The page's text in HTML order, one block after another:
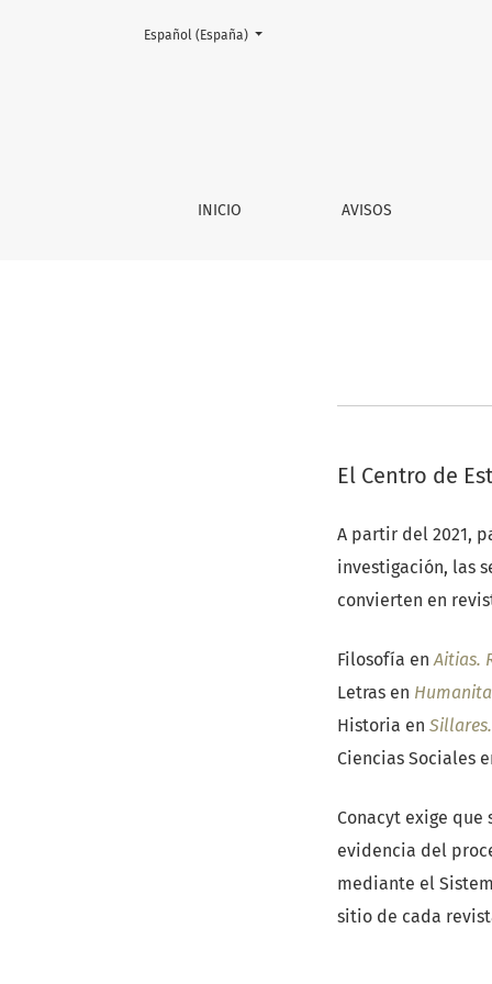
Avisos
INICIO AVISOS
Cambiar el idioma. El actual es:
Español (España)
El Centro de
A partir del 2021,
investigación, las
convierten en
Filosofía enAitias.
Letras en
Historia en
Ciencias Sociales
Conacyt exige
evidencia del
mediante el
sitio de cada